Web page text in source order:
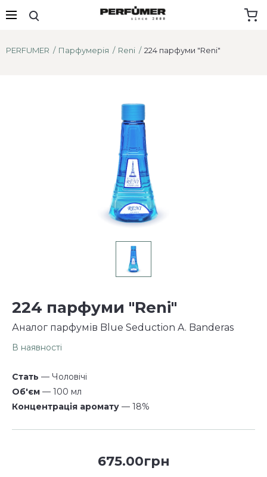
PERFUMER Парфумерія Reni 224 парфуми "Reni"
224 парфуми "Reni"
Аналог парфумів Blue Seduction A. Banderas
В наявності
Стать
— Чоловічі
Об'єм
— 100 мл
Концентрація аромату
— 18%
675.00грн